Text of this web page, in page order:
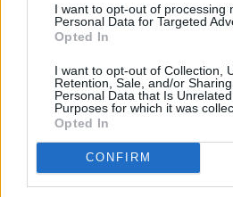
I want to opt-out of processing
Personal Data for Targeted
Opted In
I want to opt-out of Collection,
Retention, Sale, and/or
Personal Data that Is
Purposes for which it was
Opted In
CONFIRM